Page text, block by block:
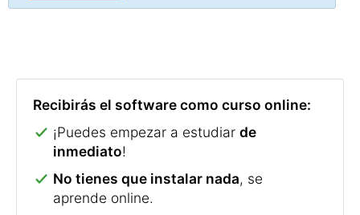
Recibirás el software como curso online:
¡Puedes empezar a estudiar de
inmediato!
No tienes que instalar nada, se
aprende online.